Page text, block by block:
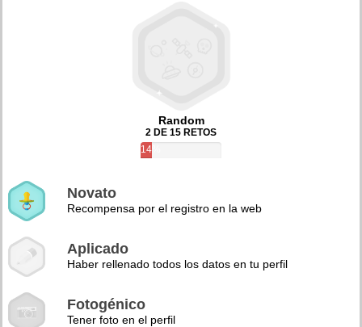
Random
2 DE 15 RETOS
14%
Novato
Recompensa por el registro en la web
Aplicado
Haber rellenado todos los datos en tu perfil
Fotogénico
Tener foto en el perfil